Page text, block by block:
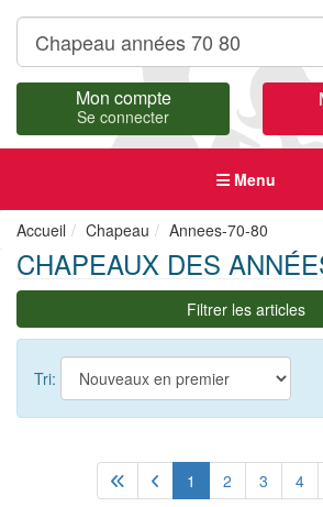
Mon compte
Se connecter
Menu
Accueil Chapeau Annees-70-80
CHAPEAUX DES
Filtrer les articles
Tri:
1 2 3 4